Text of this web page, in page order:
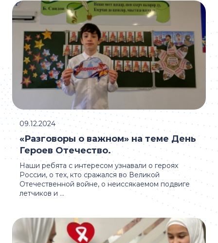
Наши ребята с интересом узнавали о героях
России, о тех, кто сражался во Великой
Отечественной войне, о неиссякаемом подвиге
летчиков и ...
«Разговоры о важном» на теме День
Героев Отечество.
09.12.2024